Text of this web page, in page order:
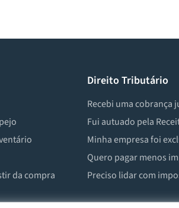
da compra
Direito Tributário
Recebi uma cobrança
Fui autuado pela
Minha empresa foi
Quero pagar menos
Preciso lidar com